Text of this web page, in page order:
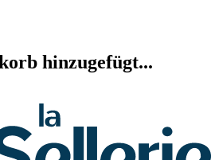
hinzugefügt...